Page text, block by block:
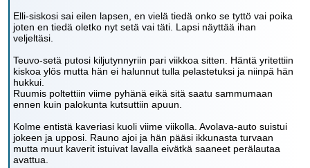
Elli-siskosi sai eilen lapsen, en vielä tiedä onko se tyttö vai poika
joten en tiedä oletko nyt setä vai täti. Lapsi näyttää ihan
veljeltäsi.
Teuvo-setä putosi kiljutynnyriin pari viikkoa sitten. Häntä yritettiin
kiskoa ylös mutta hän ei halunnut tulla pelastetuksi ja niinpä hän
hukkui.
Ruumis poltettiin viime pyhänä eikä sitä saatu sammumaan
ennen kuin palokunta kutsuttiin apuun.
Kolme entistä kaveriasi kuoli viime viikolla. Avolava-auto suistui
jokeen ja upposi. Rauno ajoi ja hän pääsi ikkunasta turvaan
mutta muut kaverit istuivat lavalla eivätkä saaneet perälautaa
avattua.